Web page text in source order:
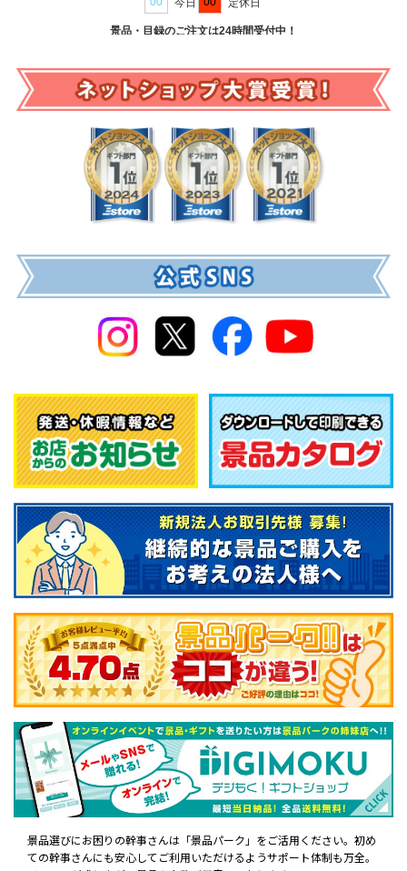
景品選びにお困りの幹事さんは「景品パーク」をご活用ください。初め
ての幹事さんにも安心してご利用いただけるようサポート体制も万全。